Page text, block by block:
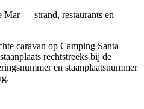
— strand, restaurants en
caravan op Camping Santa
rechtstreeks bij de
en staanplaatsnummer